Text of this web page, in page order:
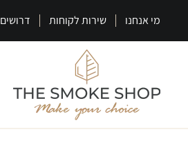
מי אנחנו שירות לקוחות דרושים